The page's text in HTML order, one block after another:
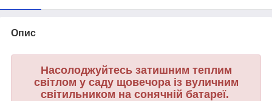
Опис
Насолоджуйтесь затишним теплим
світлом у саду щовечора із вуличним
світильником на сонячній батареї.